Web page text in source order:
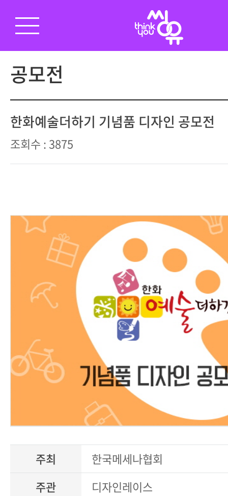
공모전
한화예술더하기 기념품 디자인 공모전
조회수 : 3875
주최
한국메세나협회
주관
디자인레이스